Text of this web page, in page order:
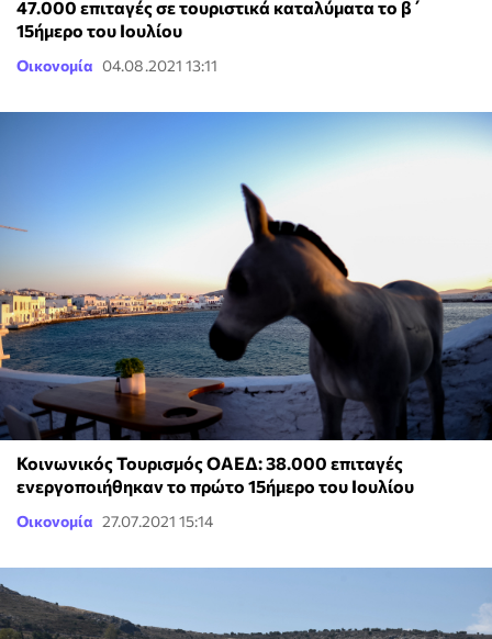
47.000 επιταγές σε τουριστικά καταλύματα το β΄
15ήμερο του Ιουλίου
Οικονομία 04.08.2021 13:11
Κοινωνικός Τουρισμός ΟΑΕΔ: 38.000 επιταγές
ενεργοποιήθηκαν το πρώτο 15ήμερο του Ιουλίου
Οικονομία 27.07.2021 15:14